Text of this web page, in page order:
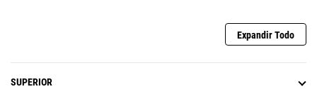
Expandir Todo
SUPERIOR